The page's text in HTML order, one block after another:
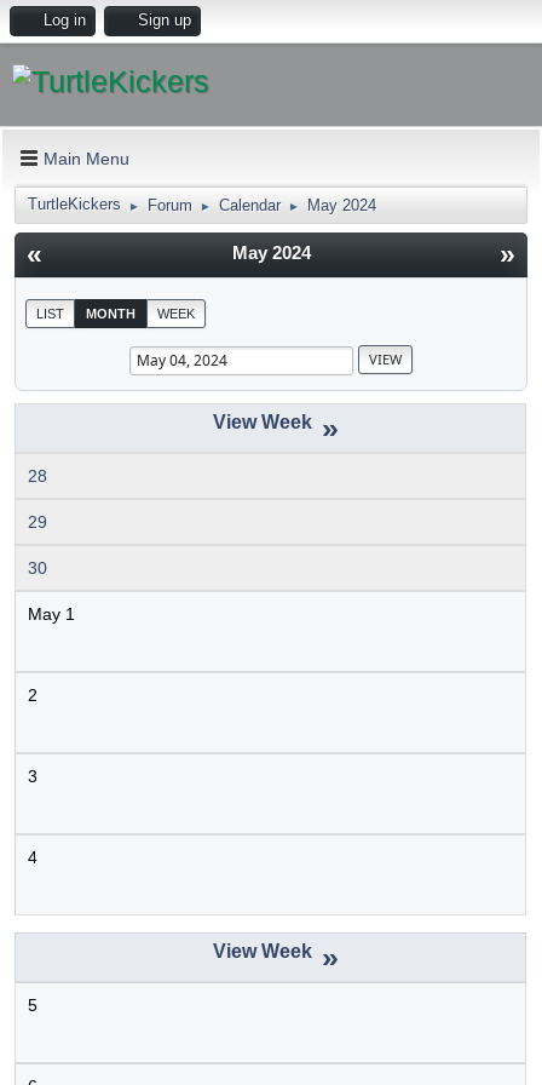
Log in Sign up
Main Menu
TurtleKickers ► Forum ► Calendar ► May 2024
« »
May 2024
LIST MONTH WEEK
»
28
29
30
May 1
2
3
4
»
5